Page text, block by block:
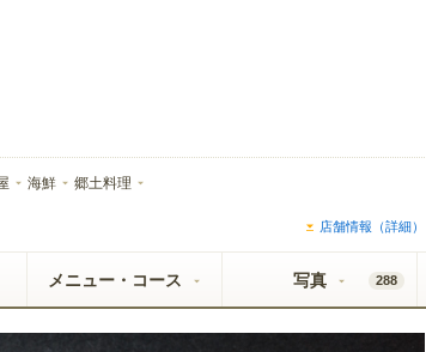
海鮮 郷土料理
店舗情報（詳細）
メニュー・コース 写真 288